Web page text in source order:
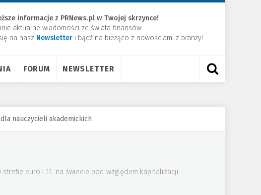
informacje z PRNews.pl w Twojej skrzynce!
aktualne wiadomości ze świata finansów.
na nasz Newsletter ​i bądź na bieżąco z nowościami z branży!
FORUM NEWSLETTER
nauczycieli akademickich
euro i 11. na świecie pod względem kapitalizacji.